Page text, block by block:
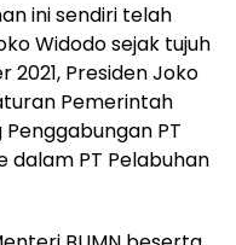
ini sendiri telah
Widodo sejak tujuh
2021, Presiden Joko
Pemerintah
Penggabungan PT
dalam PT Pelabuhan